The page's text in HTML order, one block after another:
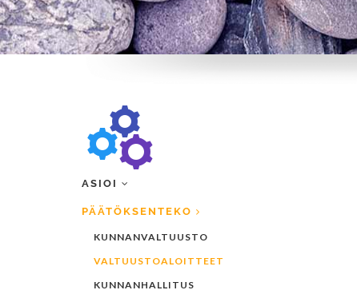
ASIOI
PÄÄTÖKSENTEKO
KUNNANVALTUUSTO
VALTUUSTOALOITTEET
KUNNANHALLITUS